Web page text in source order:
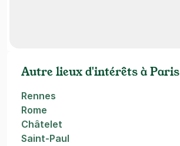
Autre lieux d'intérêts à Paris
Rennes
Rome
Châtelet
Saint-Paul